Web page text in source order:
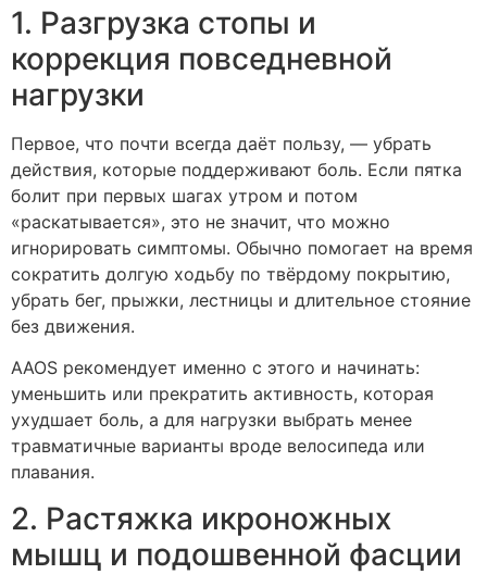
1. Разгрузка стопы и
коррекция повседневной
нагрузки
Первое, что почти всегда даёт пользу, — убрать
действия, которые поддерживают боль. Если пятка
болит при первых шагах утром и потом
«раскатывается», это не значит, что можно
игнорировать симптомы. Обычно помогает на время
сократить долгую ходьбу по твёрдому покрытию,
убрать бег, прыжки, лестницы и длительное стояние
без движения.
AAOS рекомендует именно с этого и начинать:
уменьшить или прекратить активность, которая
ухудшает боль, а для нагрузки выбрать менее
травматичные варианты вроде велосипеда или
плавания.
2. Растяжка икроножных
мышц и подошвенной фасции